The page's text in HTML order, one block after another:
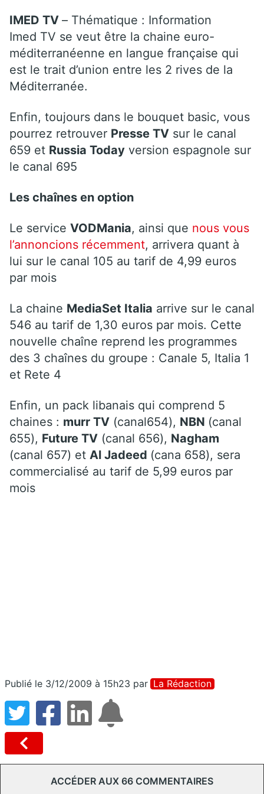
IMED TV – Thématique : Information
Imed TV se veut être la chaine euro-
méditerranéenne en langue française qui
est le trait d’union entre les 2 rives de la
Méditerranée.
Enfin, toujours dans le bouquet basic, vous
pourrez retrouver Presse TV sur le canal
659 et Russia Today version espagnole sur
le canal 695
Les chaînes en option
Le service VODMania, ainsi que nous vous
l’annoncions récemment, arrivera quant à
lui sur le canal 105 au tarif de 4,99 euros
par mois
La chaine MediaSet Italia arrive sur le canal
546 au tarif de 1,30 euros par mois. Cette
nouvelle chaîne reprend les programmes
des 3 chaînes du groupe : Canale 5, Italia 1
et Rete 4
Enfin, un pack libanais qui comprend 5
chaines : murr TV (canal654), NBN (canal
655), Future TV (canal 656), Nagham
(canal 657) et Al Jadeed (cana 658), sera
commercialisé au tarif de 5,99 euros par
mois
Publié le 3/12/2009 à 15h23 par La Rédaction
ACCÉDER AUX 66 COMMENTAIRES